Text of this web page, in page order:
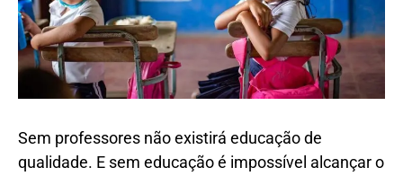
Sem professores não existirá educação de
qualidade. E sem educação é impossível alcançar o